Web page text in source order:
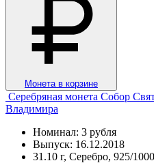
Монета в корзине
Серебряная монета Собор
Владимира
Номинал: 3 рубля
Выпуск: 16.12.2018
31.10 г, Серебро, 925/1000